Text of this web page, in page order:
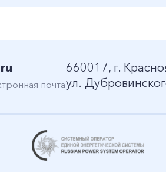
почта
660017, г.
ул.